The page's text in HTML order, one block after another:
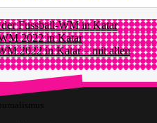
Fussball-WM in Katar
2022 in Katar
2022 in Katar – mit allen